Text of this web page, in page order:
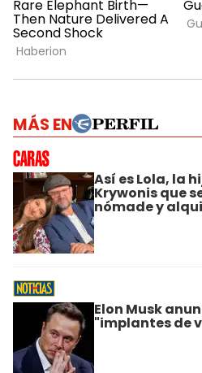
MÁS EN
Así es Lola, la
Krywonis que
nómade y
Elon Musk
"implantes de